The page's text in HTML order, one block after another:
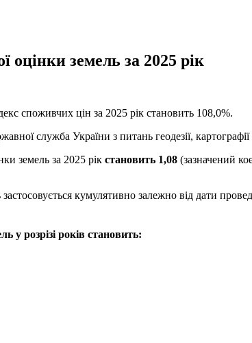
оцінки земель за 2025 рік
споживчих цін за 2025 рік становить 108,0%.
служба України з питань геодезії,
земель за 2025 рік становить 1,08 (зазначений
кумулятивно залежно від дати
у розрізі років становить: